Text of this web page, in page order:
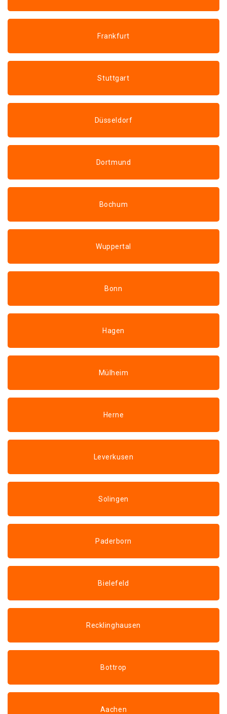
Frankfurt
Stuttgart
Düsseldorf
Dortmund
Bochum
Wuppertal
Bonn
Hagen
Mülheim
Herne
Leverkusen
Solingen
Paderborn
Bielefeld
Recklinghausen
Bottrop
Aachen